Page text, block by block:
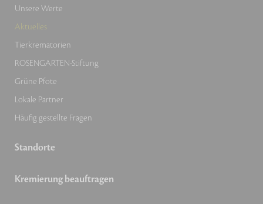
Unsere Werte
Aktuelles
Tierkrematorien
ROSENGARTEN-Stiftung
Grüne Pfote
Lokale Partner
Häufig gestellte Fragen
Standorte
Kremierung beauftragen